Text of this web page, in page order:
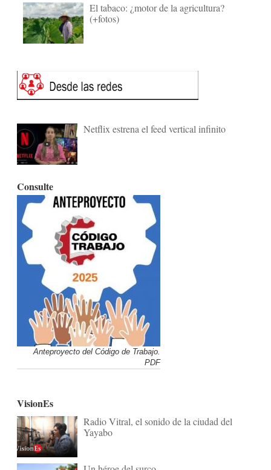
El tabaco: ¿motor de la agricultura?
(+fotos)
Netflix estrena el feed vertical infinito
Consulte
Anteproyecto del Código de Trabajo.
PDF
VisionEs
Radio Vitral, el sonido de la ciudad del
Yayabo